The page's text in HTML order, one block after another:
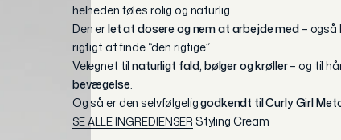
helheden føles rolig og naturlig.
Den erlet at dosere og nem at arbejde med – også
rigtigt at finde “den rigtige”.
Velegnet tilnaturligt fald, bølger og krøller– og til
bevægelse
Og så er den selvfølgeliggodkendt til Curly Girl
SE ALLE INGREDIENSER Styling Cream